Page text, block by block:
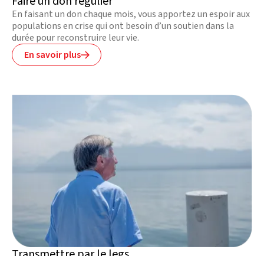
En faisant un don chaque mois, vous apportez un espoir aux
populations en crise qui ont besoin d’un soutien dans la
durée pour reconstruire leur vie.
En savoir plus